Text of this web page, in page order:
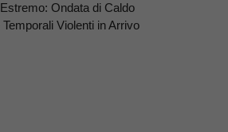
Ondata di Caldo
Violenti in Arrivo